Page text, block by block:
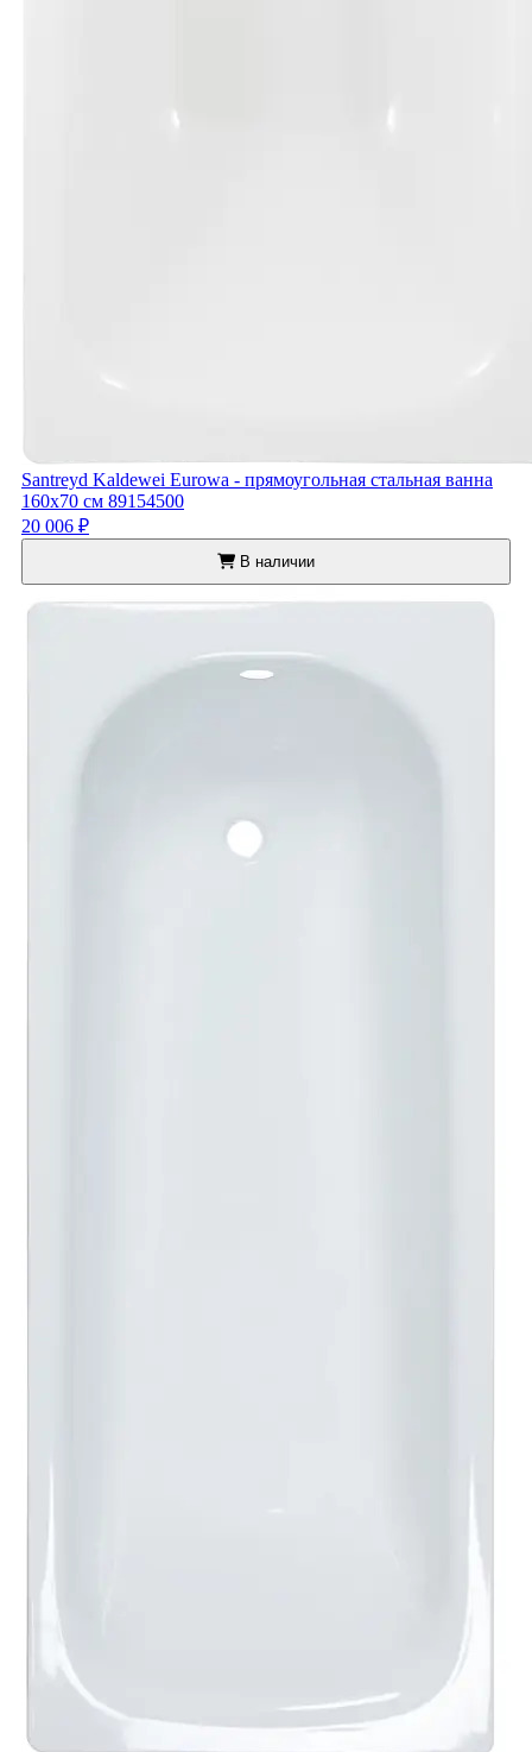
Santreyd Kaldewei Eurowa - прямоугольная стальная ванна
160x70 см 89154500
20 006 ₽
В наличии